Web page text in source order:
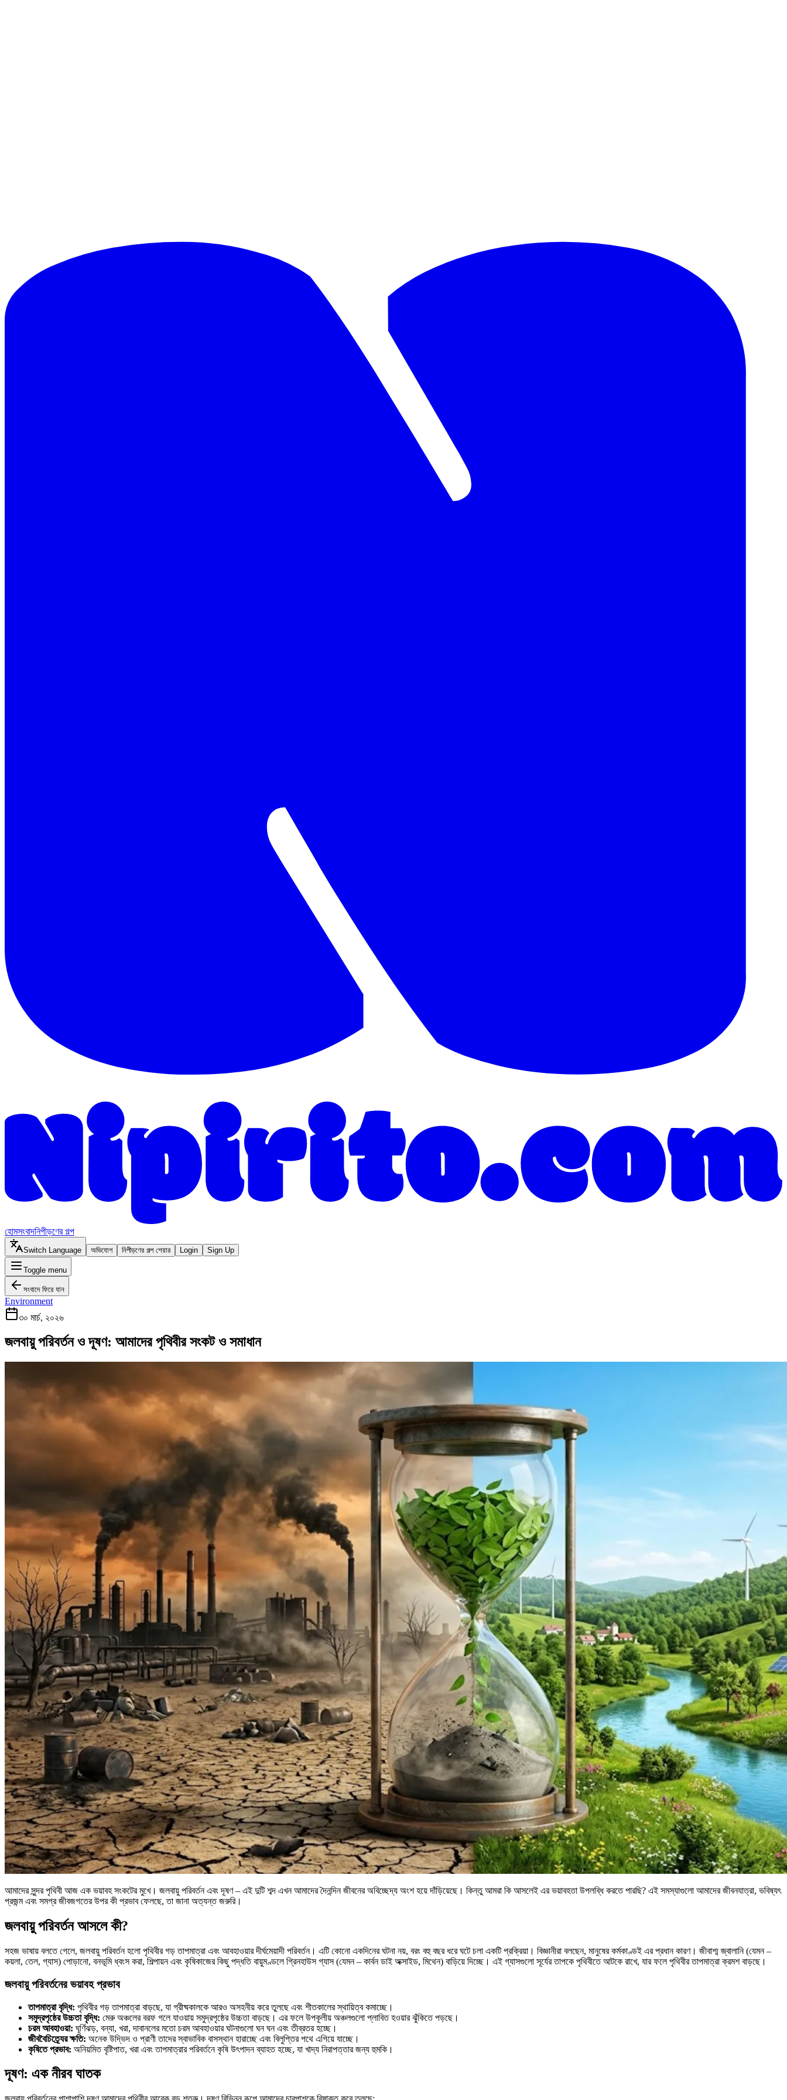
হোমসংবাদনিপীড়ণের গল্প
Switch Language অভিযোগ নিপীড়ণের গল্প শেয়ার Login Sign Up
Toggle menu
সংবাদে ফিরে যান
Environment
৩০ মার্চ, ২০২৬
জলবায়ু পরিবর্তন ও দূষণ: আমাদের পৃথিবীর সংকট ও সমাধান
আমাদের সুন্দর পৃথিবী আজ এক ভয়াবহ সংকটের মুখে। জলবায়ু পরিবর্তন এবং দূষণ – এই দুটি শব্দ এখন আমাদের দৈনন্দিন জীবনের অবিচ্ছেদ্য অংশ হয়ে দাঁড়িয়েছে। কিন্তু আমরা কি আসলেই এর ভয়াবহতা উপলব্ধি করতে পারছি? এই সমস্যাগুলো আমাদের জীবনযাত্রা, ভবিষ্যৎ
প্রজন্ম এবং সমগ্র জীবজগতের উপর কী প্রভাব ফেলছে, তা জানা অত্যন্ত জরুরি।
জলবায়ু পরিবর্তন আসলে কী?
সহজ ভাষায় বলতে গেলে, জলবায়ু পরিবর্তন হলো পৃথিবীর গড় তাপমাত্রা এবং আবহাওয়ার দীর্ঘমেয়াদী পরিবর্তন। এটি কোনো একদিনের ঘটনা নয়, বরং বহু বছর ধরে ঘটে চলা একটি প্রক্রিয়া। বিজ্ঞানীরা বলছেন, মানুষের কর্মকাণ্ডই এর প্রধান কারণ। জীবাশ্ম জ্বালানি (যেমন –
কয়লা, তেল, গ্যাস) পোড়ানো, বনভূমি ধ্বংস করা, শিল্পায়ন এবং কৃষিকাজের কিছু পদ্ধতি বায়ুমণ্ডলে গ্রিনহাউস গ্যাস (যেমন – কার্বন ডাই অক্সাইড, মিথেন) বাড়িয়ে দিচ্ছে। এই গ্যাসগুলো সূর্যের তাপকে পৃথিবীতে আটকে রাখে, যার ফলে পৃথিবীর তাপমাত্রা ক্রমশ বাড়ছে।
জলবায়ু পরিবর্তনের ভয়াবহ প্রভাব
তাপমাত্রা বৃদ্ধি: পৃথিবীর গড় তাপমাত্রা বাড়ছে, যা গ্রীষ্মকালকে আরও অসহনীয় করে তুলছে এবং শীতকালের স্থায়িত্ব কমাচ্ছে।
সমুদ্রপৃষ্ঠের উচ্চতা বৃদ্ধি: মেরু অঞ্চলের বরফ গলে যাওয়ায় সমুদ্রপৃষ্ঠের উচ্চতা বাড়ছে। এর ফলে উপকূলীয় অঞ্চলগুলো প্লাবিত হওয়ার ঝুঁকিতে পড়ছে।
চরম আবহাওয়া: ঘূর্ণিঝড়, বন্যা, খরা, দাবানলের মতো চরম আবহাওয়ার ঘটনাগুলো ঘন ঘন এবং তীব্রতর হচ্ছে।
জীববৈচিত্র্যের ক্ষতি: অনেক উদ্ভিদ ও প্রাণী তাদের স্বাভাবিক বাসস্থান হারাচ্ছে এবং বিলুপ্তির পথে এগিয়ে যাচ্ছে।
কৃষিতে প্রভাব: অনিয়মিত বৃষ্টিপাত, খরা এবং তাপমাত্রার পরিবর্তনে কৃষি উৎপাদন ব্যাহত হচ্ছে, যা খাদ্য নিরাপত্তার জন্য হুমকি।
দূষণ: এক নীরব ঘাতক